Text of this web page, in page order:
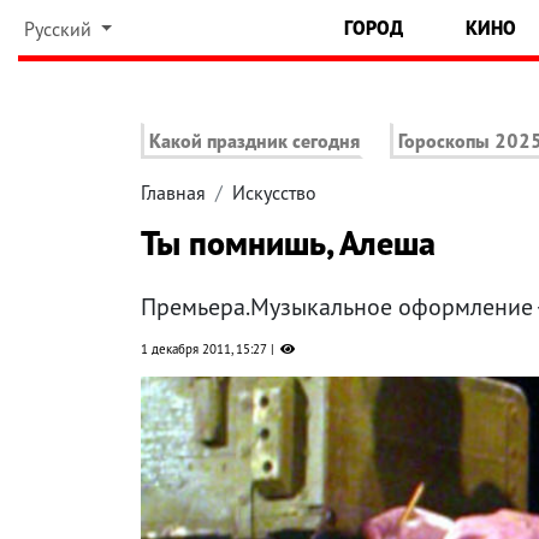
Русский ГОРОД КИНО
Какой праздник сегодня Гороскопы
Главная Искусство
Ты помнишь, Алеша
Премьера.Музыкальное оформление
1 декабря 2011, 15:27